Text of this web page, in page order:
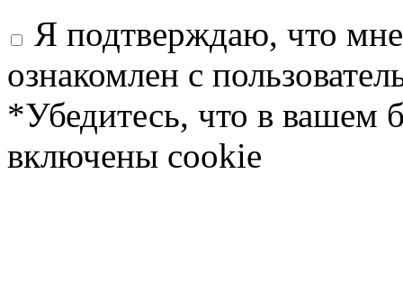
Я подтверждаю, что
ознакомлен с
*Убедитесь, что в вашем
включены cookie